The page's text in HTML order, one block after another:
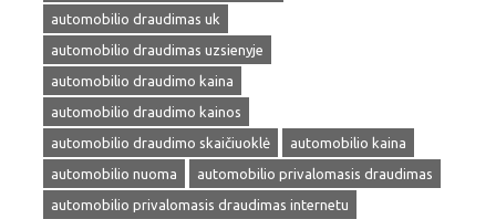
automobilio draudimas uk
automobilio draudimas uzsienyje
automobilio draudimo kaina
automobilio draudimo kainos
automobilio draudimo skaičiuoklė
automobilio kaina
automobilio nuoma
automobilio privalomasis draudimas
automobilio privalomasis draudimas internetu